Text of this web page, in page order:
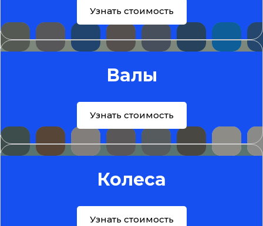
Узнать стоимость
Валы
Узнать стоимость
Колеса
Узнать стоимость